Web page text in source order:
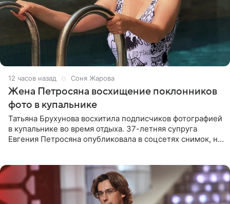
12 часов назад Соня Жарова
Жена Петросяна восхищение поклонников
фото в купальнике
Татьяна Брухунова восхитила подписчиков фотографией
в купальнике во время отдыха. 37-летняя супруга
Евгения Петросяна опубликовала в соцсетях снимок, на